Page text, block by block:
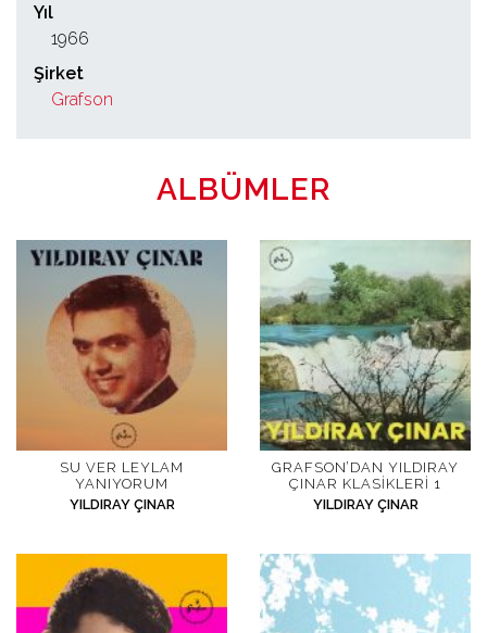
Yıl
1966
Şirket
Grafson
ALBÜMLER
SU VER LEYLAM
YANIYORUM
YILDIRAY ÇINAR
GRAFSON’DAN YILDIRAY
ÇINAR KLASIKLERI 1
YILDIRAY ÇINAR